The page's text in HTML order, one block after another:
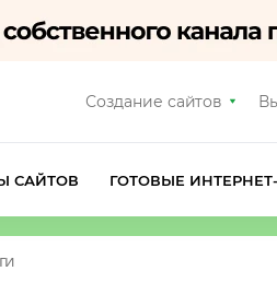
Создание сайтов
САЙТОВ ГОТОВЫЕ